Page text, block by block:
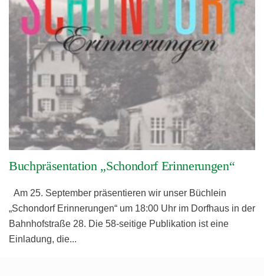
Buchpräsentation „Schondorf Erinnerungen“
Am 25. September präsentieren wir unser Büchlein
„Schondorf Erinnerungen“ um 18:00 Uhr im Dorfhaus in der
Bahnhofstraße 28. Die 58-seitige Publikation ist eine
Einladung, die...